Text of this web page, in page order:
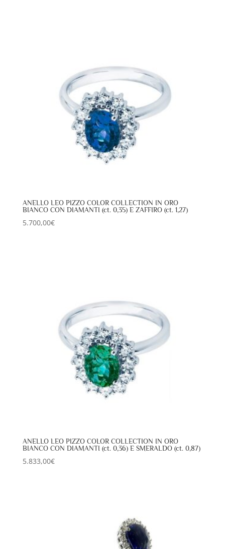
ANELLO LEO PIZZO COLOR COLLECTION IN ORO
BIANCO CON DIAMANTI (ct. 0,35) E ZAFFIRO (ct. 1,27)
5.700,00€
ANELLO LEO PIZZO COLOR COLLECTION IN ORO
BIANCO CON DIAMANTI (ct. 0,36) E SMERALDO (ct. 0,87)
5.833,00€